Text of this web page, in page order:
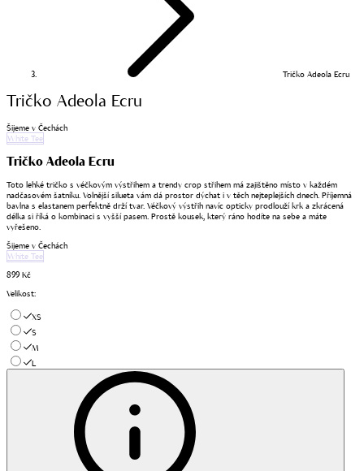
Tričko Adeola Ecru
Tričko Adeola Ecru
Šijeme v Čechách
White Tee
Tričko Adeola Ecru
Toto lehké tričko s véčkovým výstřihem a trendy crop střihem má zajištěno místo v každém
nadčasovém šatníku. Volnější silueta vám dá prostor dýchat i v těch nejteplejších dnech. Příjemná
bavlna s elastanem perfektně drží tvar. Véčkový výstřih navíc opticky prodlouží krk a zkrácená
délka si říká o kombinaci s vyšší pasem. Prostě kousek, který ráno hodíte na sebe a máte
vyřešeno.
Šijeme v Čechách
White Tee
899 Kč
Velikost:
XS
S
M
L